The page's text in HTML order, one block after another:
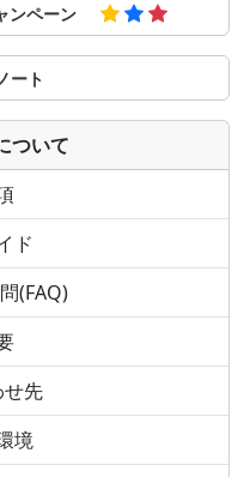
ンペーン
ート
ついて
ド
(FAQ)
せ先
境